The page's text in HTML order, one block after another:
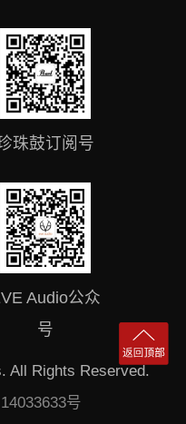
珠鼓订阅号
Audio公众
号
All Rights Reserved.
号